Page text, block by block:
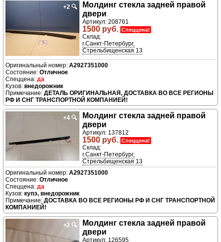
+2 🔍
Молдинг стекла задней правой
двери
Артикул: 208761
1500 руб. Спеццена!
Склад:
г.Санкт-Петербург,
Стрельбищенская 13
A2927351000
Отличное
да
внедорожник
ДЕТАЛЬ ОРИГИНАЛЬНАЯ, ДОСТАВКА ВО ВСЕ РЕГИОНЫ
РФ И СНГ ТРАНСПОРТНОЙ КОМПАНИЕЙ!
+4 🔍
Молдинг стекла задней правой
двери
Артикул: 137812
1500 руб. Спеццена!
Склад:
г.Санкт-Петербург,
Стрельбищенская 13
A2927351000
Отличное
да
купэ, внедорожник
ДОСТАВКА ВО ВСЕ РЕГИОНЫ РФ И СНГ ТРАНСПОРТНОЙ
КОМПАНИЕЙ!
+2 🔍
Молдинг стекла задней правой
двери
Артикул: 126595